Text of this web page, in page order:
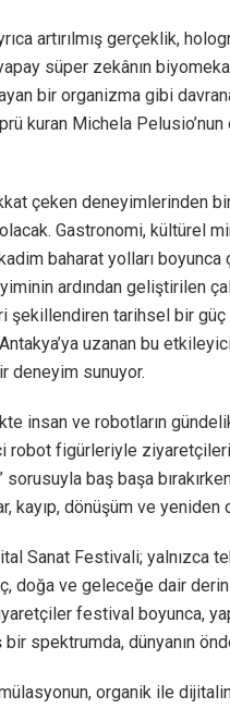
artırılmış gerçeklik,
süper zekânın
bir organizma gibi
kuran Michela
çeken deneyimlerinden
Gastronomi, kültürel
baharat yolları
ardından geliştirilen
şekillendiren tarihsel bir güç
uzanan bu
deneyim sunuyor.
insan ve robotların
robot figürleriyle ziyaretçileri
sorusuyla baş başa
kayıp, dönüşüm ve
Sanat Festivali; yalnızca
doğa ve geleceğe dair
festival boyunca,
spektrumda, dünyanın
organik ile